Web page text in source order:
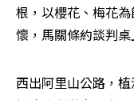
根，以櫻花、梅花
懷，馬關條約談判
西出阿里山公路，